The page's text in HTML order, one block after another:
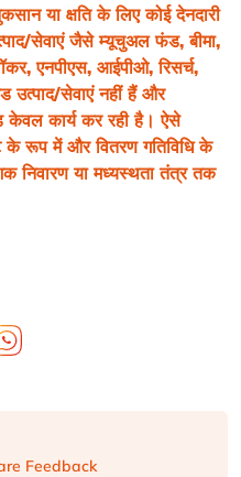
या क्षति के लिए कोई देनदारी
सेवाएं जैसे म्यूचुअल फंड, बीमा,
एनपीएस, आईपीओ, रिसर्च,
उत्पाद/सेवाएं नहीं हैं और
केवल कार्य कर रही है। ऐसे
रूप में और वितरण गतिविधि के
निवारण या मध्यस्थता तंत्र तक
Feedback